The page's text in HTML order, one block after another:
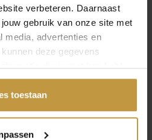
verbeteren. Daarnaast
gebruik van onze site met
media, advertenties en
deze gegevens
die je met hen hebt
verzameld via jouw gebruik van
toestaan
HILFIGER